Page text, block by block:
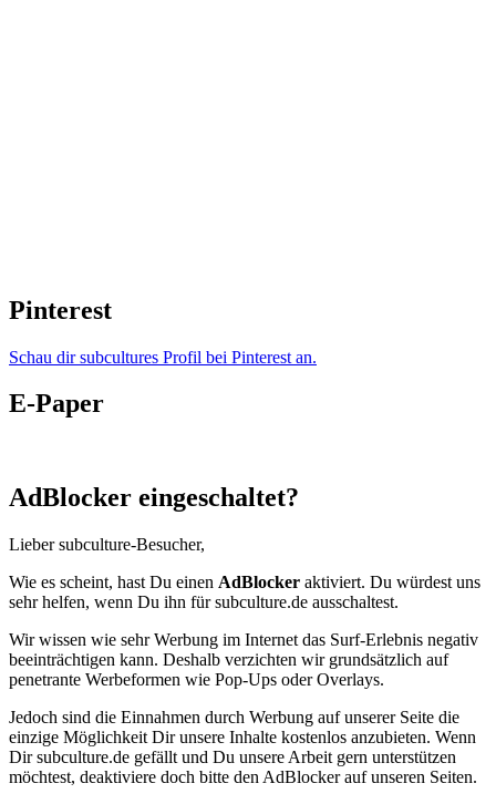
Pinterest
Schau dir subcultures Profil bei Pinterest an.
E-Paper
AdBlocker eingeschaltet?
Lieber subculture-Besucher,
Wie es scheint, hast Du einen AdBlocker aktiviert. Du würdest uns
sehr helfen, wenn Du ihn für subculture.de ausschaltest.
Wir wissen wie sehr Werbung im Internet das Surf-Erlebnis negativ
beeinträchtigen kann. Deshalb verzichten wir grundsätzlich auf
penetrante Werbeformen wie Pop-Ups oder Overlays.
Jedoch sind die Einnahmen durch Werbung auf unserer Seite die
einzige Möglichkeit Dir unsere Inhalte kostenlos anzubieten. Wenn
Dir subculture.de gefällt und Du unsere Arbeit gern unterstützen
möchtest, deaktiviere doch bitte den AdBlocker auf unseren Seiten.